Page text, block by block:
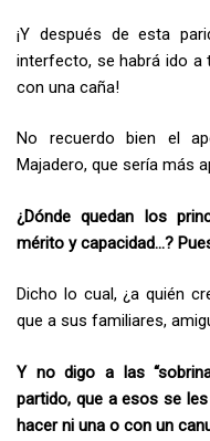
¡Y después de esta
interfecto, se habrá ido a
con una caña!
No recuerdo bien el
Majadero, que sería más
¿Dónde quedan los
mérito y capacidad…?
Dicho lo cual, ¿a quién
que a sus familiares,
Y no digo a las
partido, que a esos se
hacer ni una o con un